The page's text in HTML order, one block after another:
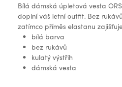
Bílá dámská úpletová vesta
doplní váš letní outfit. Bez
zatímco příměs elastanu
bílá barva
bez rukávů
kulatý výstřih
dámská vesta